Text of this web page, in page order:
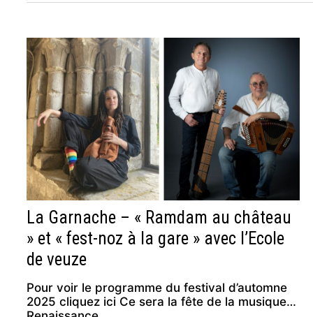
La Garnache – « Ramdam au château
» et « fest-noz à la gare » avec l’Ecole
de veuze
Pour voir le programme du festival d’automne
2025 cliquez ici Ce sera la fête de la musique…